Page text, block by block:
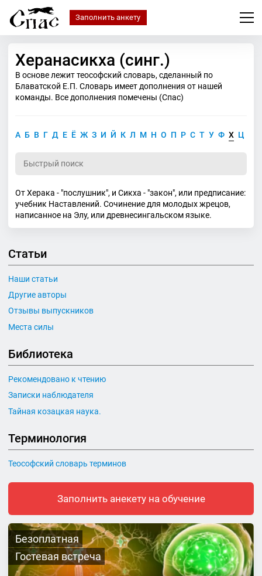
Заполнить анкету
Херанасикха (синг.)
В основе лежит теософский словарь, сделанный по
Блаватской Е.П. Словарь имеет дополнения от нашей
команды. Все дополнения помечены (Спас)
А Б В Г Д Е Ё Ж З И Й К Л М Н О П Р С Т У Ф Х Ц
От Херака - "послушник", и Сикха - "закон", или предписание:
учебник Наставлений. Сочинение для молодых жрецов,
написанное на Элу, или древнесингальском языке.
Статьи
Наши статьи
Другие авторы
Отзывы выпускников
Места силы
Библиотека
Рекомендовано к чтению
Записки наблюдателя
Тайная козацкая наука.
Терминология
Теософский словарь терминов
Заполнить анекету на обучение
Безоплатная
Гостевая встреча